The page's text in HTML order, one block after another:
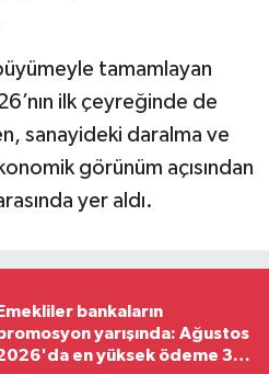
tamamlayan
ilk çeyreğinde de
sanayideki daralma ve
görünüm açısından
yer aldı.
bankaların
yarışında: Ağustos
en yüksek ödeme 35